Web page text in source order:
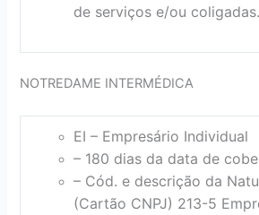
de serviços e/ou coligadas.
NOTREDAME INTERMÉDICA
EI – Empresário Individual
– 180 dias da data de
– Cód. e descrição da
(Cartão CNPJ) 213-5